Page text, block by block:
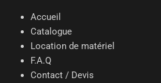
Accueil
Catalogue
Location de matériel
F.A.Q
Contact / Devis